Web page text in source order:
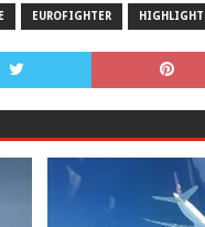
EUROFIGHTER